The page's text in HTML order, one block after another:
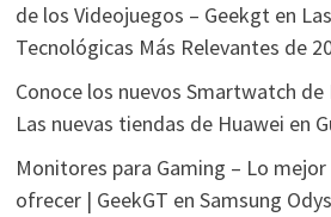
de los Videojuegos – Geekgten
Tecnológicas Más Relevantes de
Conoce los nuevos Smartwatch de
Las nuevas tiendas de Huawei en
Monitores para Gaming – Lo
ofrecer | GeekGT en Samsung